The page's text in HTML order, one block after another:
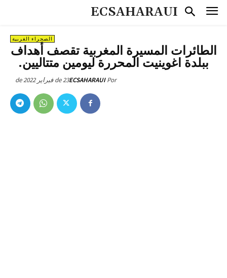
ECSAHARAUI
الصحراء الغربية
الطائرات المسيرة المغربية تقصف أهداف
ببلدة اغوينيت المحررة ليومين متتاليين.
Por
ECSAHARAUI23 de فبراير de 2022